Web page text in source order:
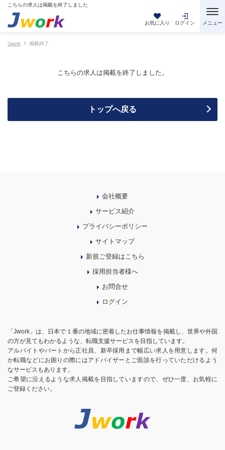
こちらの求人は掲載を終了しました
お気に入り ログイン
Jwork 掲載終了
こちらの求人は掲載を終了しました。
トップへ戻る
会社概要
サービス紹介
プライバシーポリシー
サイトマップ
新規ご登録はこちら
採用担当者様へ
お問合せ
ログイン
「Jwork」は、日本で１番の地域に密着したお仕事情報を掲載し、世界や外国
の方が見てもわかるような、転職支援サービスを目指しています。
アルバイトやパートから正社員、新卒採用まで幅広い求人を用意します。何
か転職などにお困りの際にはアドバイザーとご面談を行っていただけるよう
なサービスもあります。
ご希望に沿えるような求人掲載を目指していますので、ぜひ一度、お気軽に
ご登録ください。